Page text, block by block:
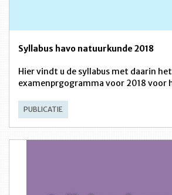
Syllabus havo natuurkunde 2018
Hier vindt u de syllabus met daarin het
examenprgogramma voor 2018 voor
PUBLICATIE